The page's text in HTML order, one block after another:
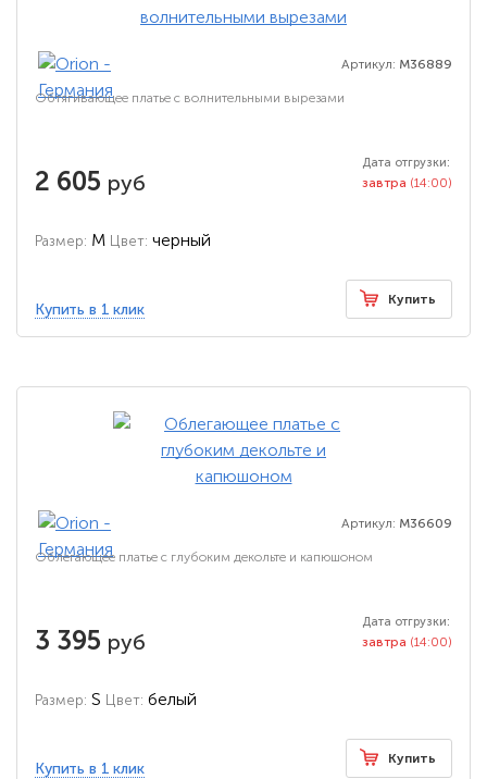
Артикул: M36889
Обтягивающее платье с волнительными вырезами
2 605 руб
Дата отгрузки:
завтра (14:00)
Размер: M Цвет: черный
Купить в 1 клик
Купить
Артикул: M36609
Облегающее платье с глубоким декольте и капюшоном
3 395 руб
Дата отгрузки:
завтра (14:00)
Размер: S Цвет: белый
Купить в 1 клик
Купить